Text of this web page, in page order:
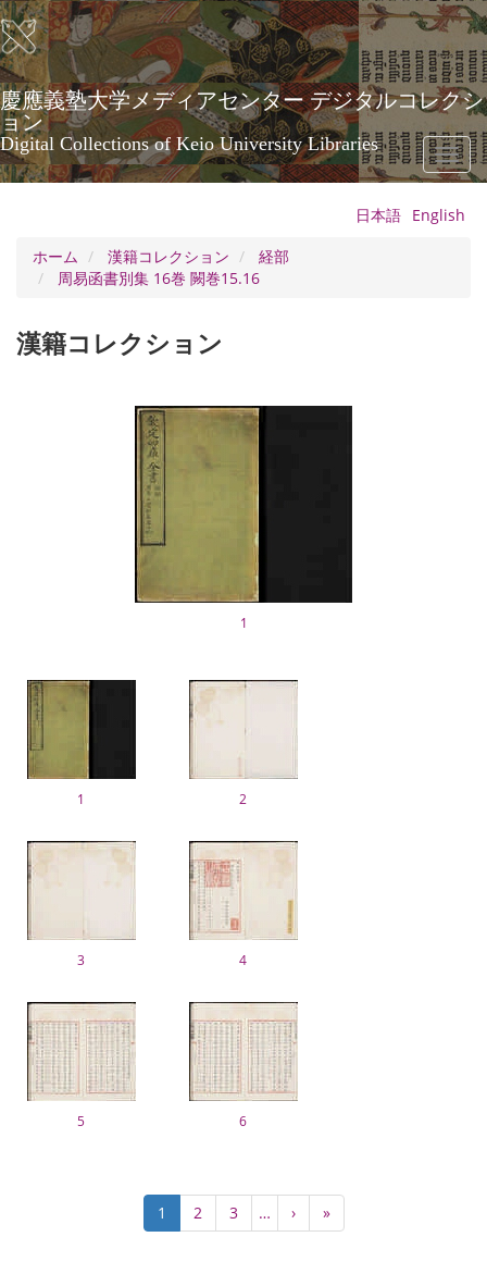
メ
イ
ン
コ
ン
テ
ン
ツ
に
慶應義塾大学メディアセンター デジタルコレクシ
ョン
Digital Collections of Keio University Libraries
Toggle
日本語 English
ホーム
漢籍コレクション
経部
周易函書別集 16巻 闕巻15.16
漢籍コレクション
1
1 2
3 4
5 6
カ
レ
1 Page
2 Page
3 …
次
ペ
›
最
終
»